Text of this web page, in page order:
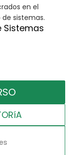
en el
sistemas.
Sistemas